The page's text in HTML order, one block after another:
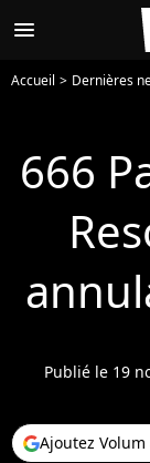
menu
Accueil Dernières
666
Publié le 19
Ajoutez